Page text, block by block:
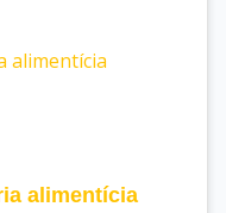
alimentícia